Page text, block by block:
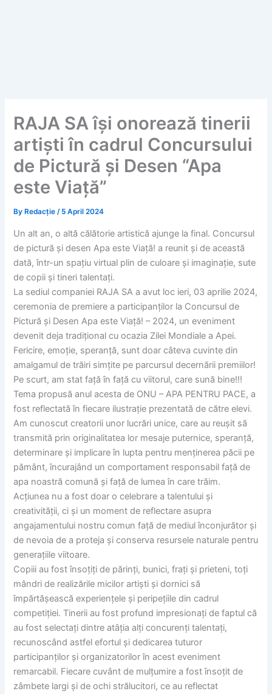
RAJA SA își onorează tinerii
artiști în cadrul Concursului
de Pictură și Desen “Apa
este Viață”
By Redacție/ 5 April 2024
Un alt an, o altă călătorie artistică ajunge la final. Concursul
de pictură și desen Apa este Viață! a reunit și de această
dată, într-un spațiu virtual plin de culoare și imaginație, sute
de copii și tineri talentați.
La sediul companiei RAJA SA a avut loc ieri, 03 aprilie 2024,
ceremonia de premiere a participanților la Concursul de
Pictură și Desen Apa este Viață! – 2024, un eveniment
devenit deja tradițional cu ocazia Zilei Mondiale a Apei.
Fericire, emoție, speranță, sunt doar câteva cuvinte din
amalgamul de trăiri simțite pe parcursul decernării premiilor!
Pe scurt, am stat față în față cu viitorul, care sună bine!!!
Tema propusă anul acesta de ONU – APA PENTRU PACE, a
fost reflectată în fiecare ilustrație prezentată de către elevi.
Am cunoscut creatorii unor lucrări unice, care au reușit să
transmită prin originalitatea lor mesaje puternice, speranță,
determinare și implicare în lupta pentru menținerea păcii pe
pământ, încurajând un comportament responsabil față de
apa noastră comună și față de lumea în care trăim.
Acțiunea nu a fost doar o celebrare a talentului și
creativității, ci și un moment de reflectare asupra
angajamentului nostru comun față de mediul înconjurător și
de nevoia de a proteja și conserva resursele naturale pentru
generațiile viitoare.
Copiii au fost însoțiți de părinți, bunici, frați și prieteni, toți
mândri de realizările micilor artiști și dornici să
împărtășească experiențele și peripețiile din cadrul
competiției. Tinerii au fost profund impresionați de faptul că
au fost selectați dintre atâția alți concurenți talentați,
recunoscând astfel efortul și dedicarea tuturor
participanților și organizatorilor în acest eveniment
remarcabil. Fiecare cuvânt de mulțumire a fost însoțit de
zâmbete largi și de ochi strălucitori, ce au reflectat